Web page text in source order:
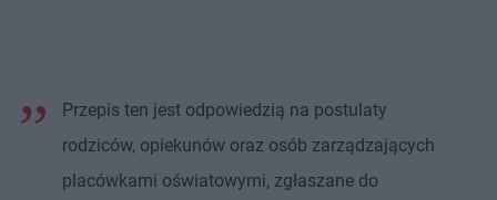
Przepis ten jest odpowiedzią na postulaty
rodziców, opiekunów oraz osób zarządzających
placówkami oświatowymi, zgłaszane do